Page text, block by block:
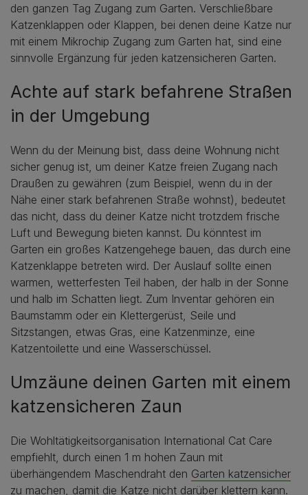
den ganzen Tag Zugang zum Garten. Verschließbare
Katzenklappen oder Klappen, bei denen deine Katze nur
mit einem Mikrochip Zugang zum Garten hat, sind eine
sinnvolle Ergänzung für jeden katzensicheren Garten.
Achte auf stark befahrene Straßen
in der Umgebung
Wenn du der Meinung bist, dass deine Wohnung nicht
sicher genug ist, um deiner Katze freien Zugang nach
Draußen zu gewähren (zum Beispiel, wenn du in der
Nähe einer stark befahrenen Straße wohnst), bedeutet
das nicht, dass du deiner Katze nicht trotzdem frische
Luft und Bewegung bieten kannst. Du könntest im
Garten ein großes Katzengehege bauen, das durch eine
Katzenklappe betreten wird. Der Auslauf sollte einen
warmen, wetterfesten Teil haben, der halb in der Sonne
und halb im Schatten liegt. Zum Inventar gehören ein
Baumstamm oder ein Klettergerüst, Seile und
Sitzstangen, etwas Gras, eine Katzenminze, eine
Katzentoilette und eine Wasserschüssel.
Umzäune deinen Garten mit einem
katzensicheren Zaun
Die Wohltätigkeitsorganisation International Cat Care
empfiehlt, durch einen 1 m hohen Zaun mit
überhängendem Maschendraht den Garten katzensicher
zu machen , damit die Katze nicht darüber klettern kann.